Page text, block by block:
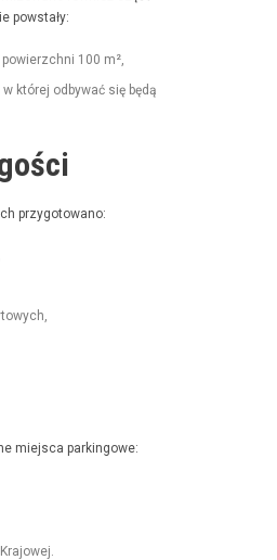
powstały:
100 m²,
której odby­wać się będą
przygotowano:
miejs­ca parkingowe: